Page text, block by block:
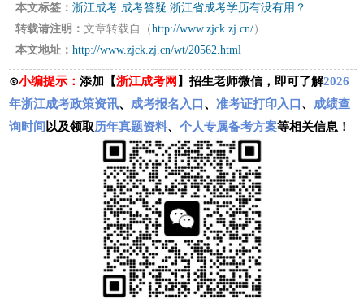
本文标签： 浙江成考 成考答疑 浙江省成考学历有没有用？
转载请注明： 文章转载自（http://www.zjck.zj.cn/）
本文地址： http://www.zjck.zj.cn/wt/20562.html
⊙小编提示： 添加【浙江成考网 】招生老师微信，即可了解2026
年浙江成考政策资讯、 成考报名入口 、 准考证打印入口 、 成绩查
询时间 以及领取历年真题资料、 个人专属备考方案等相关信息！